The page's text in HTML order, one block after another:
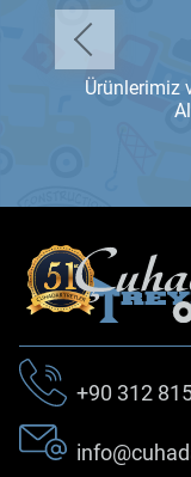
Ürünlerimiz
+90 312